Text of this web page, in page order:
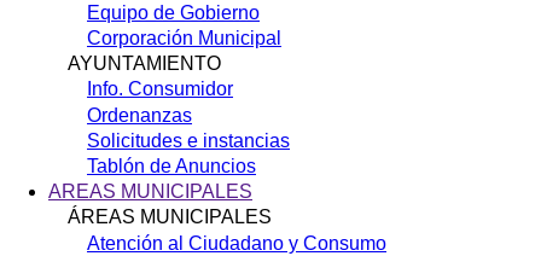
Equipo de Gobierno
Corporación Municipal
AYUNTAMIENTO
Info. Consumidor
Ordenanzas
Solicitudes e instancias
Tablón de Anuncios
AREAS MUNICIPALES
ÁREAS MUNICIPALES
Atención al Ciudadano y Consumo